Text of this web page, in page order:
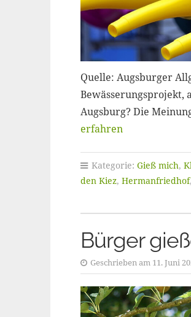
Quelle: Augsburger
Bewässerungsprojekt,
Augsburg? Die
erfahren
Kategorie: Gieß mich,
den Kiez, Hermanfriedhof,
Bürger
Geschrieben am 11. Juni